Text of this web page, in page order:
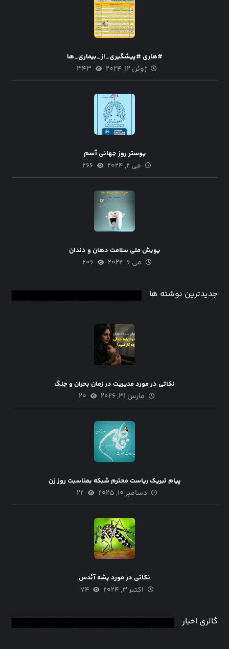
#هاری #پیشگیری_از_بیماری_ها
ژوئن ۱۲, ۲۰۲۴ ۳۴۳
پوستر روز جهانی آسم
می ۲, ۲۰۲۴ ۲۶۶
پویش ملی سلامت دهان و دندان
می ۶, ۲۰۲۴ ۲۰۶
جدیدترین نوشته ها
نکاتی در مورد مدیریت در زمان بحران و جنگ
مارس ۳۱, ۲۰۲۶ ۲۰
پیام تبریک ریاست محترم شبکه بمناسبت روز زن
دسامبر ۱۰, ۲۰۲۵ ۲۲
نکاتی در مورد پشه آئدس
اکتبر ۳, ۲۰۲۴ ۷۴
گالری اخبار